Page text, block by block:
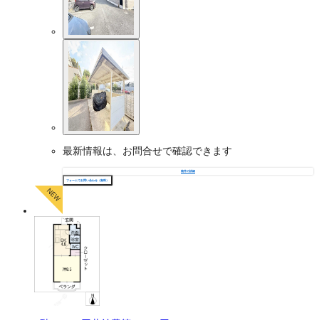
最新情報は、お問合せで確認できます
物件の詳細
フォームでお問い合わせ（無料）